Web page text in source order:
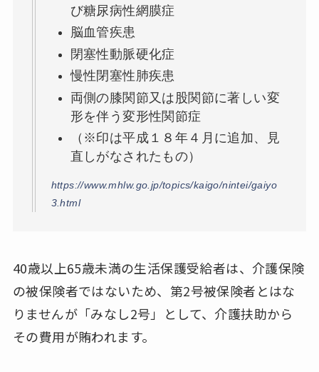
び糖尿病性網膜症
脳血管疾患
閉塞性動脈硬化症
慢性閉塞性肺疾患
両側の膝関節又は股関節に著しい変
形を伴う変形性関節症
（※印は平成１８年４月に追加、見
直しがなされたもの）
https://www.mhlw.go.jp/topics/kaigo/nintei/gaiyo
3.html
40歳以上65歳未満の生活保護受給者は、介護保険
の被保険者ではないため、第2号被保険者とはな
りませんが「みなし2号」として、介護扶助から
その費用が賄われます。